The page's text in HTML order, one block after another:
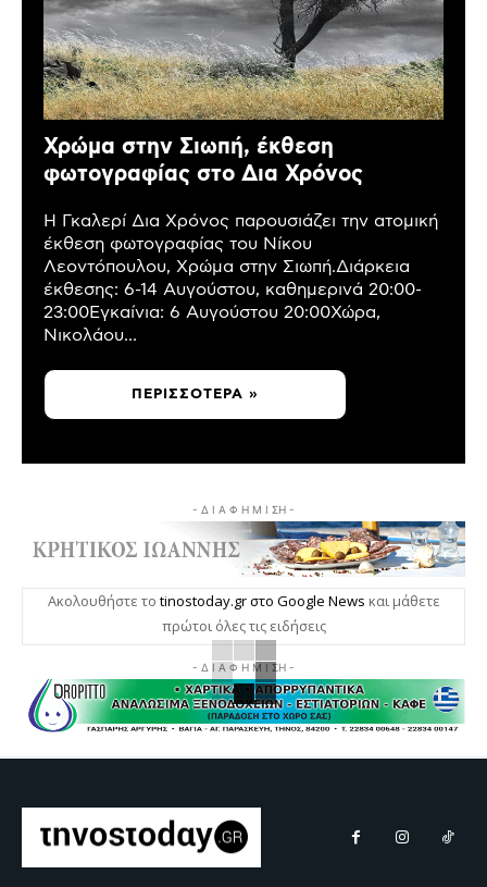
Χρώμα στην Σιωπή, έκθεση
φωτογραφίας στο Δια Χρόνος
Η Γκαλερί Δια Χρόνος παρουσιάζει την ατομική
έκθεση φωτογραφίας του Νίκου
Λεοντόπουλου, Χρώμα στην Σιωπή.Διάρκεια
έκθεσης: 6-14 Αυγούστου, καθημερινά 20:00-
23:00Εγκαίνια: 6 Αυγούστου 20:00Χώρα,
Νικολάου...
ΠΕΡΙΣΣΌΤΕΡΑ »
- Δ Ι Α Φ Η Μ Ι ΣΗ -
Ακολουθήστε το tinostoday.gr στο Google News και μάθετε
πρώτοι όλες τις ειδήσεις
- Δ Ι Α Φ Η Μ Ι ΣΗ -